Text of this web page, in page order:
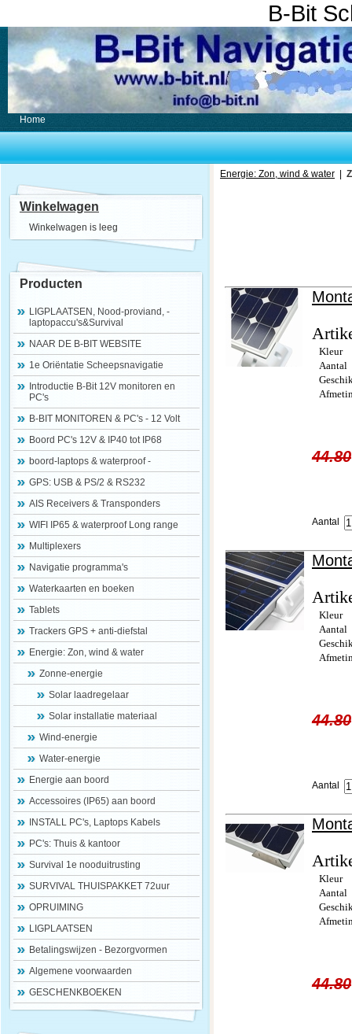
B-Bit
Home
Winkelwagen
Winkelwagen is leeg
Producten
LIGPLAATSEN, Nood-proviand, -
laptopaccu's&Survival
NAAR DE B-BIT WEBSITE
1e Oriëntatie Scheepsnavigatie
Introductie B-Bit 12V monitoren en
PC's
B-BIT MONITOREN & PC's - 12 Volt
Boord PC's 12V & IP40 tot IP68
boord-laptops & waterproof -
GPS: USB & PS/2 & RS232
AIS Receivers & Transponders
WIFI IP65 & waterproof Long range
Multiplexers
Navigatie programma's
Waterkaarten en boeken
Tablets
Trackers GPS + anti-diefstal
Energie: Zon, wind & water
Zonne-energie
Solar laadregelaar
Solar installatie materiaal
Wind-energie
Water-energie
Energie aan boord
Accessoires (IP65) aan boord
INSTALL PC's, Laptops Kabels
PC's: Thuis & kantoor
Survival 1e nooduitrusting
SURVIVAL THUISPAKKET 72uur
OPRUIMING
LIGPLAATSEN
Betalingswijzen - Bezorgvormen
Algemene voorwaarden
GESCHENKBOEKEN
Energie: Zon, wind & water
Kleur
Aantal
44.80
Aantal
Kleur
Aantal
44.80
Aantal
Kleur
Aantal
44.80